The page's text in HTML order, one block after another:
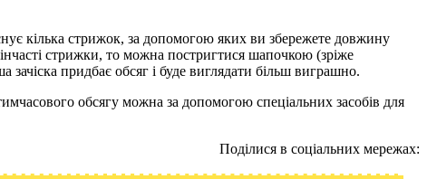
кілька стрижок, за допомогою яких ви збережете довжину
стрижки, то можна постригтися шапочкою (зріже
придбає обсяг і буде виглядати більш виграшно.
обсягу можна за допомогою спеціальних засобів для
Поділися в соціальних мережах: